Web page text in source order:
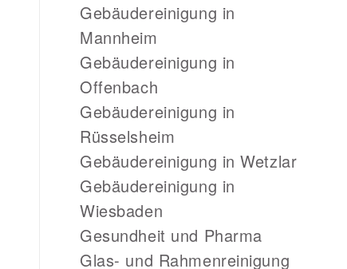
Gebäudereinigung in
Mannheim
Gebäudereinigung in
Offenbach
Gebäudereinigung in
Rüsselsheim
Gebäudereinigung in Wetzlar
Gebäudereinigung in
Wiesbaden
Gesundheit und Pharma
Glas- und Rahmenreinigung